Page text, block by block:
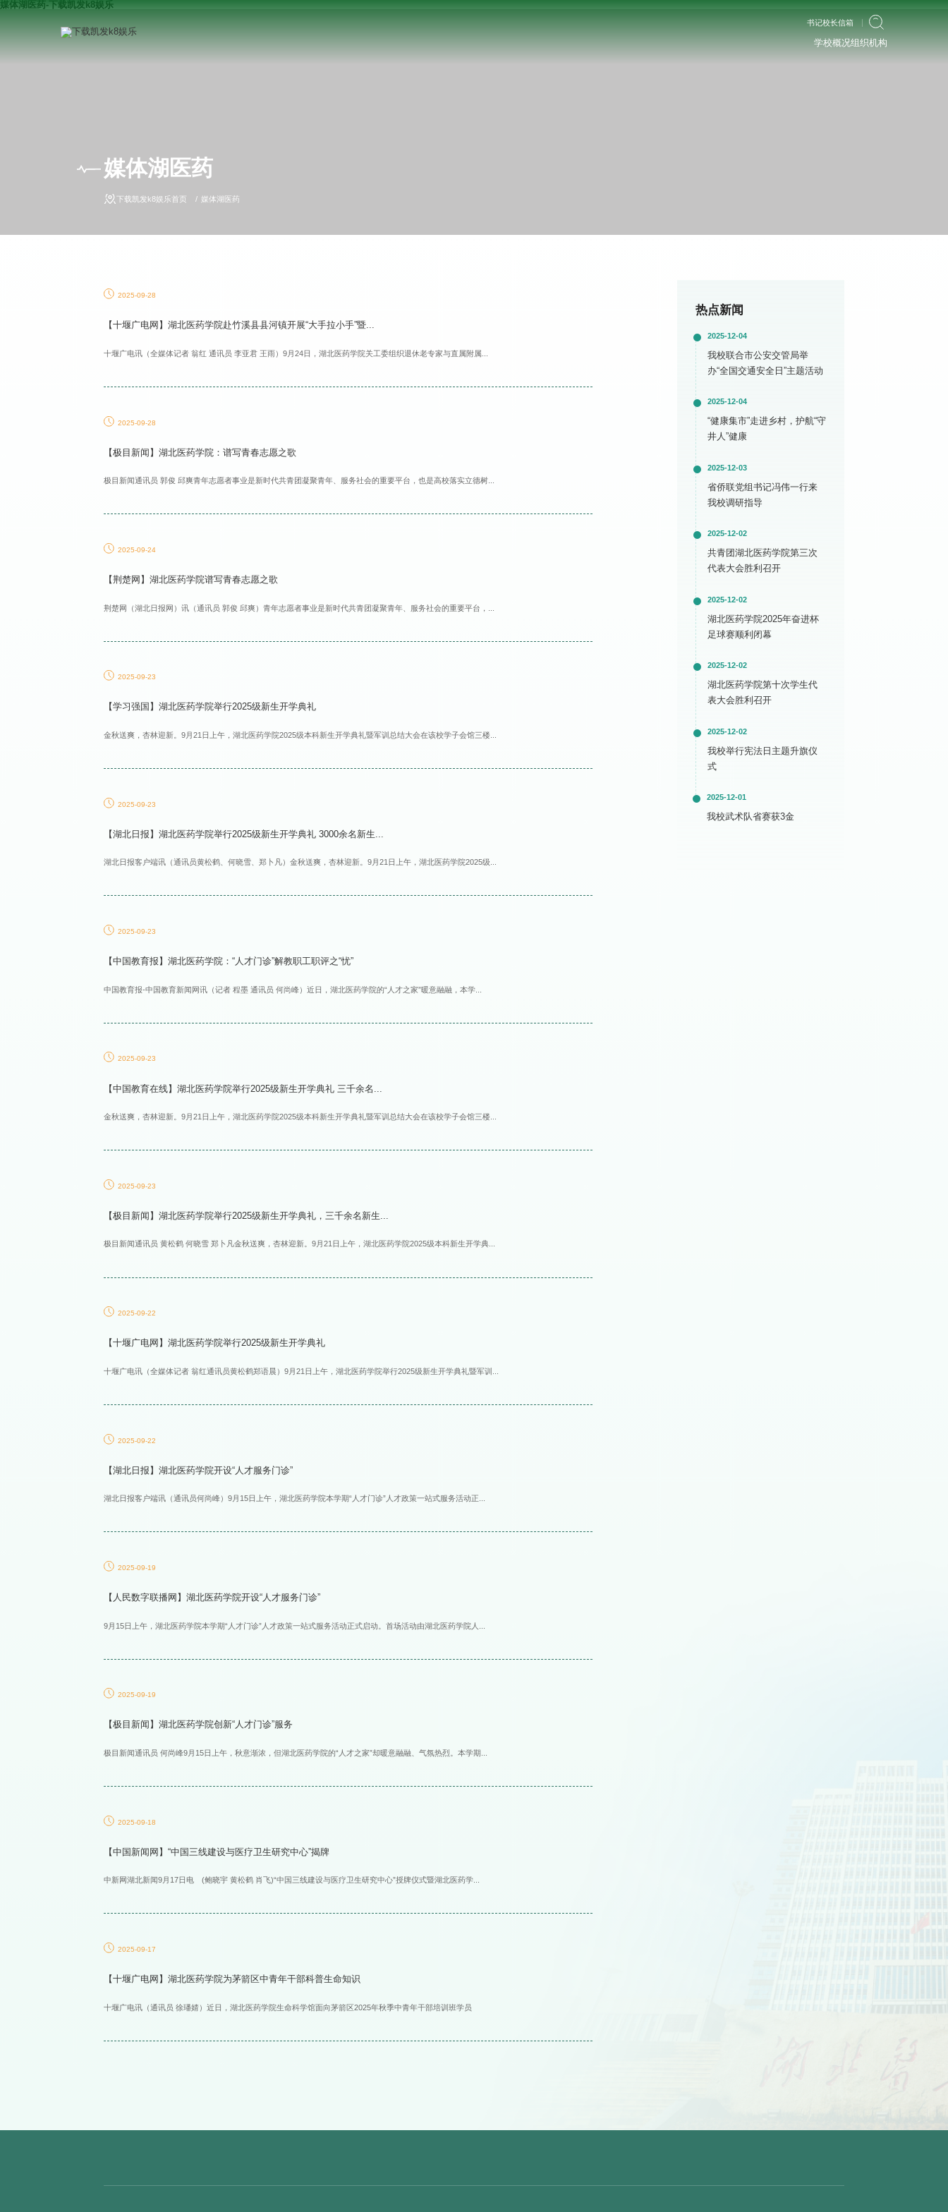
媒体湖医药-下载凯发k8娱乐
书记校长信箱
学校概况组织机构
媒体湖医药
下载凯发k8娱乐首页 媒体湖医药
2025-09-28
【十堰广电网】湖北医药学院赴竹溪县县河镇开展“大手拉小手”暨...
十堰广电讯（全媒体记者 翁红 通讯员 李亚君 王雨）9月24日，湖北医药学院关工委组织退休老专家与直属附属...
2025-09-28
【极目新闻】湖北医药学院：谱写青春志愿之歌
极目新闻通讯员 郭俊 邱爽青年志愿者事业是新时代共青团凝聚青年、服务社会的重要平台，也是高校落实立德树...
2025-09-24
【荆楚网】湖北医药学院谱写青春志愿之歌
荆楚网（湖北日报网）讯（通讯员 郭俊 邱爽）青年志愿者事业是新时代共青团凝聚青年、服务社会的重要平台，...
2025-09-23
【学习强国】湖北医药学院举行2025级新生开学典礼
金秋送爽，杏林迎新。9月21日上午，湖北医药学院2025级本科新生开学典礼暨军训总结大会在该校学子会馆三楼...
2025-09-23
【湖北日报】湖北医药学院举行2025级新生开学典礼 3000余名新生...
湖北日报客户端讯（通讯员黄松鹤、何晓雪、郑卜凡）金秋送爽，杏林迎新。9月21日上午，湖北医药学院2025级...
2025-09-23
【中国教育报】湖北医药学院：“人才门诊”解教职工职评之“忧”
中国教育报-中国教育新闻网讯（记者 程墨 通讯员 何尚峰）近日，湖北医药学院的“人才之家”暖意融融，本学...
2025-09-23
【中国教育在线】湖北医药学院举行2025级新生开学典礼 三千余名...
金秋送爽，杏林迎新。9月21日上午，湖北医药学院2025级本科新生开学典礼暨军训总结大会在该校学子会馆三楼...
2025-09-23
【极目新闻】湖北医药学院举行2025级新生开学典礼，三千余名新生...
极目新闻通讯员 黄松鹤 何晓雪 郑卜凡金秋送爽，杏林迎新。9月21日上午，湖北医药学院2025级本科新生开学典...
2025-09-22
【十堰广电网】湖北医药学院举行2025级新生开学典礼
十堰广电讯（全媒体记者 翁红通讯员黄松鹤郑语晨）9月21日上午，湖北医药学院举行2025级新生开学典礼暨军训...
2025-09-22
【湖北日报】湖北医药学院开设“人才服务门诊”
湖北日报客户端讯（通讯员何尚峰）9月15日上午，湖北医药学院本学期“人才门诊”人才政策一站式服务活动正...
2025-09-19
【人民数字联播网】湖北医药学院开设“人才服务门诊”
9月15日上午，湖北医药学院本学期“人才门诊”人才政策一站式服务活动正式启动。首场活动由湖北医药学院人...
2025-09-19
【极目新闻】湖北医药学院创新“人才门诊”服务
极目新闻通讯员 何尚峰9月15日上午，秋意渐浓，但湖北医药学院的“人才之家”却暖意融融、气氛热烈。本学期...
2025-09-18
【中国新闻网】“中国三线建设与医疗卫生研究中心”揭牌
中新网湖北新闻9月17日电 (鲍晓宇 黄松鹤 肖飞)“中国三线建设与医疗卫生研究中心”授牌仪式暨湖北医药学...
2025-09-17
【十堰广电网】湖北医药学院为茅箭区中青年干部科普生命知识
十堰广电讯（通讯员 徐璠婧）近日，湖北医药学院生命科学馆面向茅箭区2025年秋季中青年干部培训班学员
热点新闻
2025-12-04
我校联合市公安交管局举
办“全国交通安全日”主题活动
2025-12-04
“健康集市”走进乡村，护航“守
井人”健康
2025-12-03
省侨联党组书记冯伟一行来
我校调研指导
2025-12-02
共青团湖北医药学院第三次
代表大会胜利召开
2025-12-02
湖北医药学院2025年奋进杯
足球赛顺利闭幕
2025-12-02
湖北医药学院第十次学生代
表大会胜利召开
2025-12-02
我校举行宪法日主题升旗仪
式
2025-12-01
我校武术队省赛获3金